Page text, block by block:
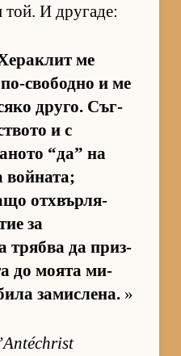
той. И дру­га­де:
ме
сво­бодно и ме
дру­го. Съг­
и с
“да” на
вой­на­та;
от­х­вър­ля­
за
трябва да приз­
до мо­ята ми­
за­мис­ле­на. »